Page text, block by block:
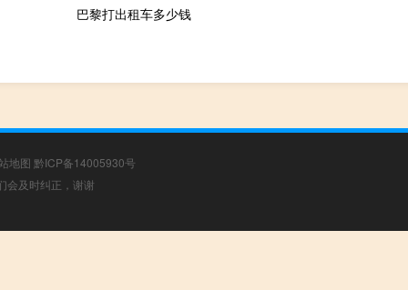
巴黎打出租车多少钱
地图 黔ICP备14005930号
会及时纠正，谢谢